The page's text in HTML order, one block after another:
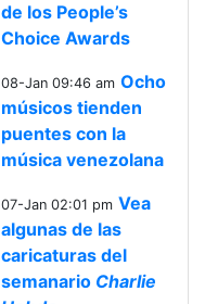
de los People’s
Choice Awards
08-Jan 09:46 am Ocho
músicos tienden
puentes con la
música venezolana
07-Jan 02:01 pm Vea
algunas de las
caricaturas del
semanario Charlie